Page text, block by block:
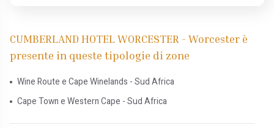
CUMBERLAND HOTEL WORCESTER - Worcester è
presente in queste tipologie di zone
Wine Route e Cape Winelands - Sud Africa
Cape Town e Western Cape - Sud Africa